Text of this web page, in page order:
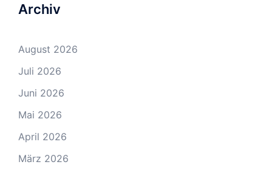
Archiv
August 2026
Juli 2026
Juni 2026
Mai 2026
April 2026
März 2026